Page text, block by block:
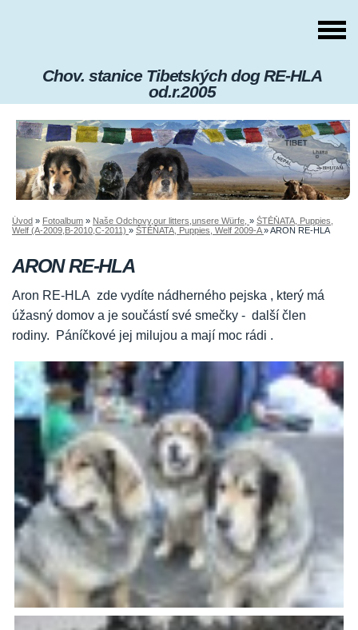
Chov. stanice Tibetských dog RE-HLA
od.r.2005
Úvod » Fotoalbum » Naše Odchovy,our litters,unsere Würfe, » ŠTĚŇATA, Puppies,
Welf (A-2009,B-2010,C-2011) » ŠTĚŇATA, Puppies, Welf 2009-A»ARON RE-HLA
ARON RE-HLA
Aron RE-HLA zde vydíte nádherného pejska , který má
úžasný domov a je součástí své smečky - další člen
rodiny. Páníčkové jej milujou a mají moc rádi .